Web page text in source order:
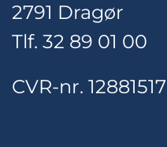
2791 Dragør
Tlf. 32 89 01 00
CVR-nr. 12881517